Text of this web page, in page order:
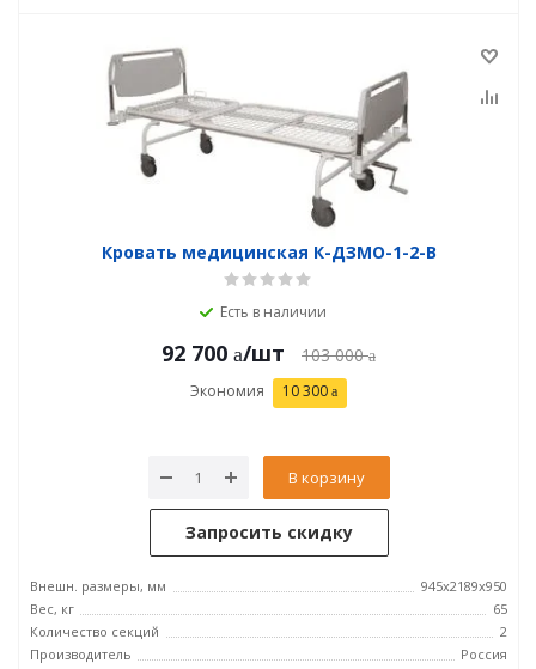
Кровать медицинская К-ДЗМО-1-2-В
Есть в наличии
92 700 /шт 103 000
Экономия 10 300
В корзину
Запросить скидку
Внешн. размеры, мм
945x2189x950
Вес, кг
65
Количество секций
2
Производитель
Россия